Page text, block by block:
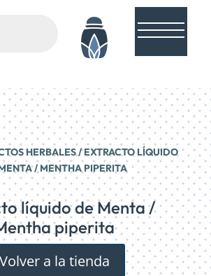
HERBALES/ EXTRACTO LÍQUIDO
/ MENTHA PIPERITA
líquido de Menta /
piperita
Volver a la tienda